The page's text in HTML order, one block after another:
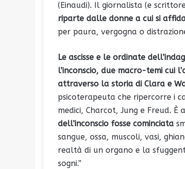
(Einaudi). Il giornalista (e
riparte dalle donne a cui si
per paura, vergogna o
Le ascisse e le ordinate
l’inconscio, due macro-temi cui
attraverso la storia di Clara e
psicoterapeuta che ripercorre i
medici, Charcot, Jung e Freud. È
dell’inconscio fosse cominciata
sangue, ossa, muscoli, vasi,
realtà di un organo e la
sogni.”